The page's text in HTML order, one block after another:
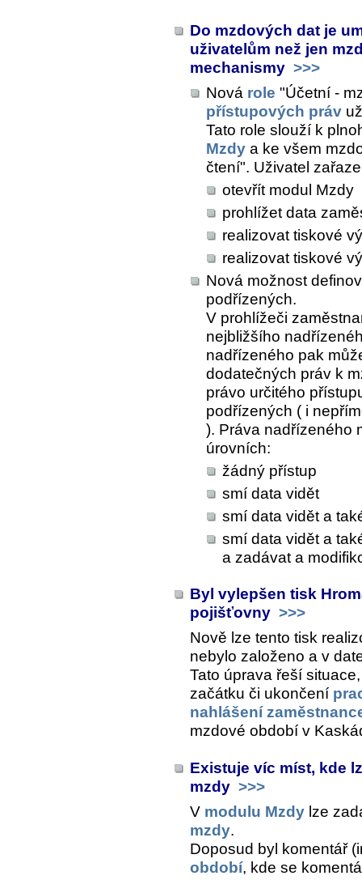
Do mzdových dat je
uživatelům než jen
mechanismy >>>
Nová role "Účetní -
přístupových práv
Tato role slouží k
Mzdy a ke všem
čtení". Uživatel
otevřít modul Mzdy
prohlížet data
realizovat tiskové
realizovat tiskové
Nová možnost
podřízených.
V prohlížeči
nejbližšího
nadřízeného pak
dodatečných práv k
právo určitého
podřízených ( i
). Práva nadřízeného
úrovních:
žádný přístup
smí data vidět
smí data vidět a
smí data vidět a
a zadávat a
Byl vylepšen tisk
pojišťovny >>>
Nově lze tento tisk
nebylo založeno a v
Tato úprava řeší
začátku či ukončení
nahlášení
mzdové období v
Existuje víc míst, kde
mzdy >>>
V modulu Mzdy lze
mzdy.
Doposud byl komentář
období, kde se